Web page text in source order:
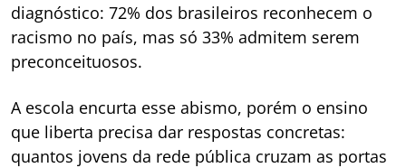
diagnóstico: 72% dos brasileiros reconhecem o
racismo no país, mas só 33% admitem serem
preconceituosos.
A escola encurta esse abismo, porém o ensino
que liberta precisa dar respostas concretas:
quantos jovens da rede pública cruzam as portas